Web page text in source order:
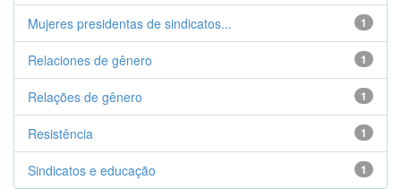
1
Mujeres presidentas de sindicatos...
1
Relaciones de gênero
1
Relações de gênero
1
Resistência
1
Sindicatos e educação